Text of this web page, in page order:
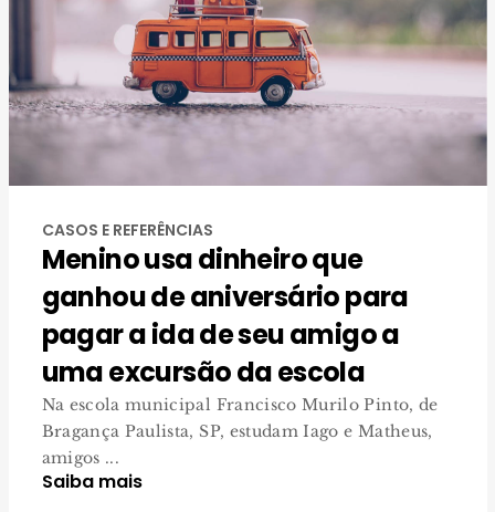
CASOS E REFERÊNCIAS
Menino usa dinheiro que
ganhou de aniversário para
pagar a ida de seu amigo a
uma excursão da escola
Na escola municipal Francisco Murilo Pinto, de
Bragança Paulista, SP, estudam Iago e Matheus,
amigos ...
Saiba mais